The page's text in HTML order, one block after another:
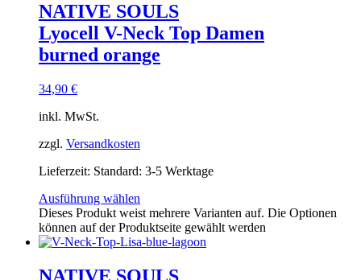
NATIVE SOULS
Lyocell V-Neck Top Damen
burned orange
34,90 €
inkl. MwSt.
zzgl. Versandkosten
Lieferzeit: Standard: 3-5 Werktage
Ausführung wählen
Dieses Produkt weist mehrere Varianten auf. Die Optionen
können auf der Produktseite gewählt werden